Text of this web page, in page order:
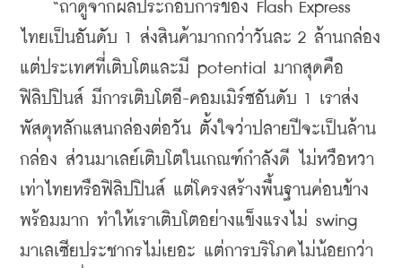
“ถ้าดูจากผลประกอบการของ Flash Express
ไทยเป็นอันดับ 1 ส่งสินค้ามากกว่าวันละ 2 ล้านกล่อง
แต่ประเทศที่เติบโตและมี potential มากสุดคือ
ฟิลิปปินส์ มีการเติบโตอี-คอมเมิร์ซอันดับ 1 เราส่ง
พัสดุหลักแสนกล่องต่อวัน ตั้งใจว่าปลายปีจะเป็นล้าน
กล่อง ส่วนมาเลย์เติบโตในเกณฑ์กำลังดี ไม่หวือหวา
เท่าไทยหรือฟิลิปปินส์ แต่โครงสร้างพื้นฐานค่อนข้าง
พร้อมมาก ทำให้เราเติบโตอย่างแข็งแรงไม่ swing
มาเลเซียประชากรไม่เยอะ แต่การบริโภคไม่น้อยกว่า